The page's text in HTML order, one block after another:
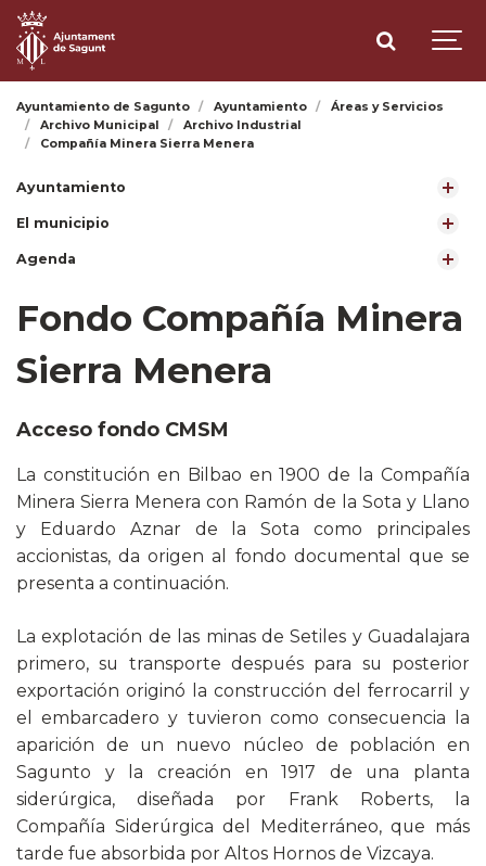
Ayuntamiento de Sagunto Ayuntamiento
Áreas y Servicios
Archivo Municipal
Archivo Industrial
Compañía Minera Sierra Menera
Ayuntamiento
El municipio
Agenda
Fondo Compañía Minera
Sierra Menera
Acceso fondo CMSM
La constitución en Bilbao en 1900 de la Compañía
Minera Sierra Menera con Ramón de la Sota y Llano
y Eduardo Aznar de la Sota como principales
accionistas, da origen al fondo documental que se
presenta a continuación.
La explotación de las minas de Setiles y Guadalajara
primero, su transporte después para su posterior
exportación originó la construcción del ferrocarril y
el embarcadero y tuvieron como consecuencia la
aparición de un nuevo núcleo de población en
Sagunto y la creación en 1917 de una planta
siderúrgica, diseñada por Frank Roberts, la
Compañía Siderúrgica del Mediterráneo, que más
tarde fue absorbida por Altos Hornos de Vizcaya.